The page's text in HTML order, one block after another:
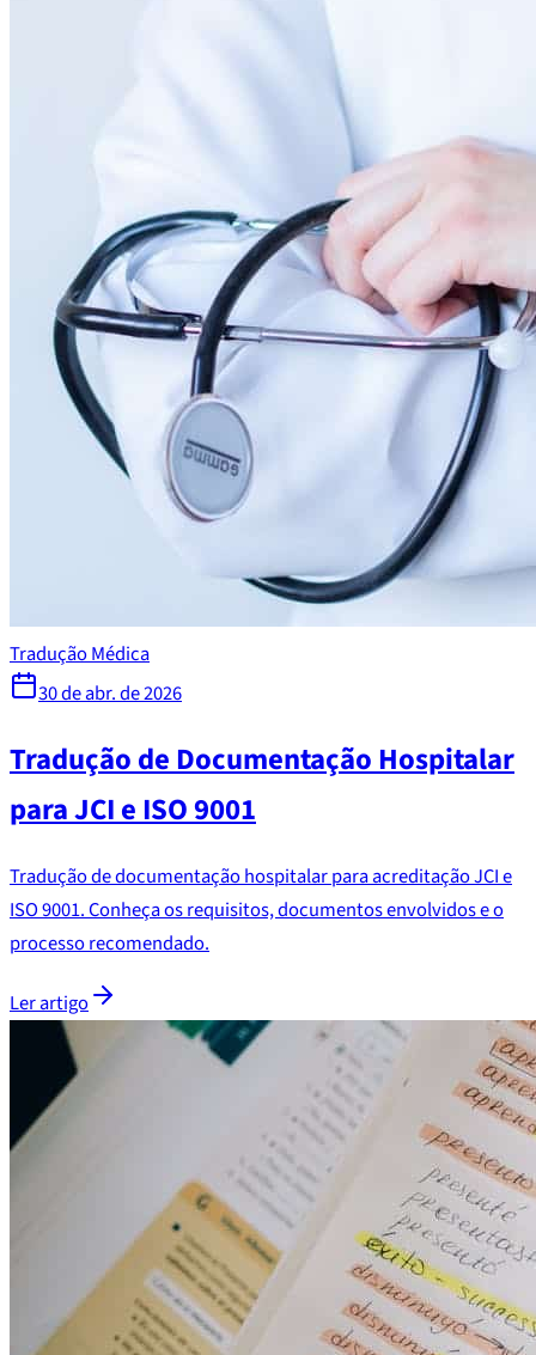
Tradução Médica
30 de abr. de 2026
Tradução de Documentação Hospitalar
para JCI e ISO 9001
Tradução de documentação hospitalar para acreditação JCI e
ISO 9001. Conheça os requisitos, documentos envolvidos e o
processo recomendado.
Ler artigo